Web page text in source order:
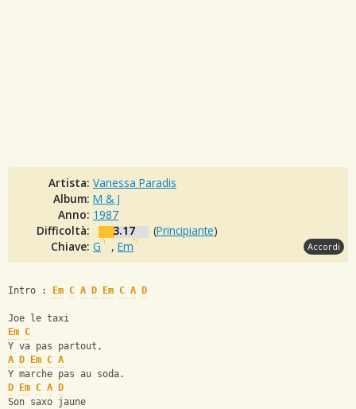
Artista: Vanessa Paradis
Album: M & J
Anno: 1987
Difficoltà:
3.17 (Principiante)
Chiave: G , Em Accordi
Intro : Em C A D Em C A D
Joe le taxi
Em C
Y va pas partout,
A
D Em C A
Y marche pas au soda.
D
Em C A
D
Son saxo jaune